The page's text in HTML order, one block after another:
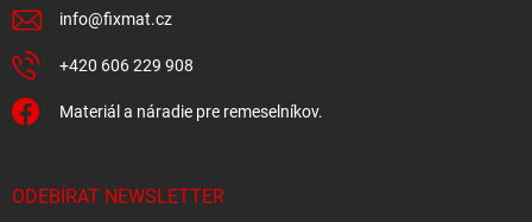
info@fixmat.cz
+420 606 229 908
Materiál a náradie pre remeselníkov.
ODEBÍRAT NEWSLETTER